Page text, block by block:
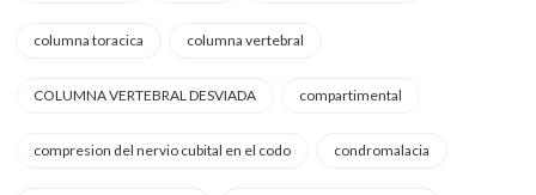
columna toracica columna vertebral
COLUMNA VERTEBRAL DESVIADA compartimental
compresion del nervio cubital en el codo condromalacia